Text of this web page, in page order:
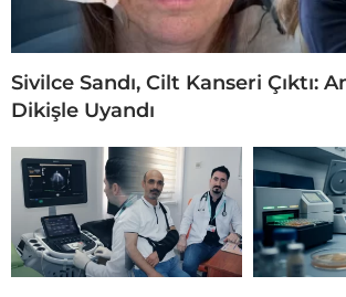
Sivilce Sandı, Cilt Kanseri Çıktı:
Dikişle Uyandı